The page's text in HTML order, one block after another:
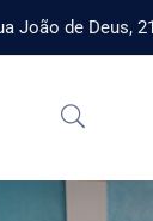
João de Deus,